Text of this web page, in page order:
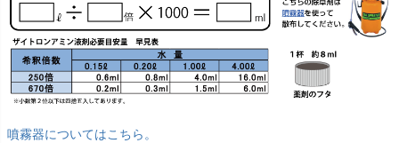
噴霧器についてはこちら。